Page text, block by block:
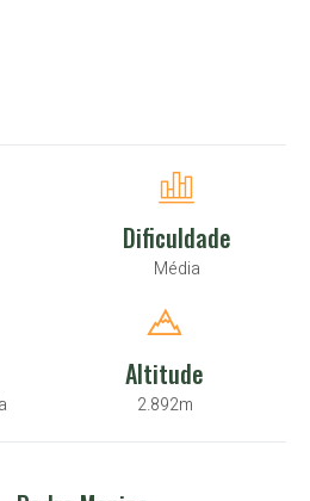
Dificuldade
Média
Altitude
2.892m